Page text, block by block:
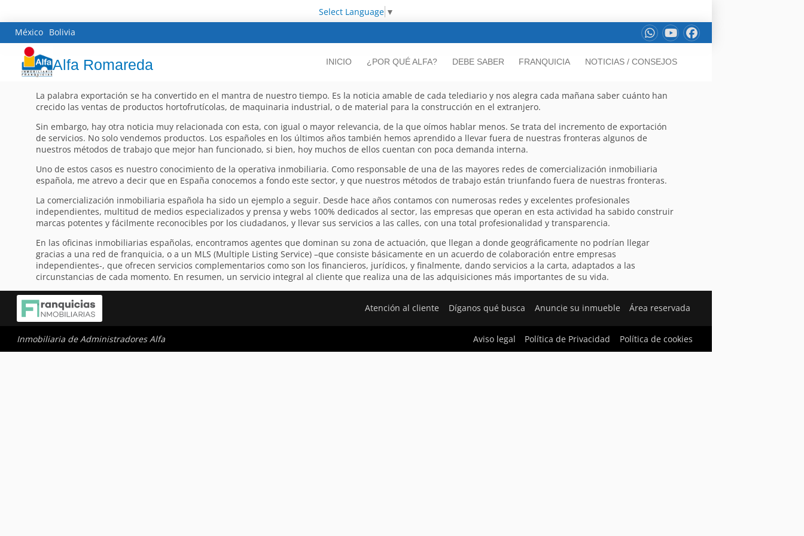
Select Language ▼
México Bolivia
Alfa Romareda INICIO ¿POR QUÉ ALFA? DEBE SABER FRANQUICIA NOTICIAS / CONSEJOS
La palabra exportación se ha convertido en el mantra de nuestro tiempo. Es la noticia amable de cada telediario y nos alegra cada mañana saber cuánto han
crecido las ventas de productos hortofrutícolas, de maquinaria industrial, o de material para la construcción en el extranjero.
Sin embargo, hay otra noticia muy relacionada con esta, con igual o mayor relevancia, de la que oímos hablar menos. Se trata del incremento de exportación
de servicios. No solo vendemos productos. Los españoles en los últimos años también hemos aprendido a llevar fuera de nuestras fronteras algunos de
nuestros métodos de trabajo que mejor han funcionado, si bien, hoy muchos de ellos cuentan con poca demanda interna.
Uno de estos casos es nuestro conocimiento de la operativa inmobiliaria. Como responsable de una de las mayores redes de comercialización inmobiliaria
española, me atrevo a decir que en España conocemos a fondo este sector, y que nuestros métodos de trabajo están triunfando fuera de nuestras fronteras.
La comercialización inmobiliaria española ha sido un ejemplo a seguir. Desde hace años contamos con numerosas redes y excelentes profesionales
independientes, multitud de medios especializados y prensa y webs 100% dedicados al sector, las empresas que operan en esta actividad ha sabido construir
marcas potentes y fácilmente reconocibles por los ciudadanos, y llevar sus servicios a las calles, con una total profesionalidad y transparencia.
En las oficinas inmobiliarias españolas, encontramos agentes que dominan su zona de actuación, que llegan a donde geográficamente no podrían llegar
gracias a una red de franquicia, o a un MLS (Multiple Listing Service) –que consiste básicamente en un acuerdo de colaboración entre empresas
independientes-, que ofrecen servicios complementarios como son los financieros, jurídicos, y finalmente, dando servicios a la carta, adaptados a las
circunstancias de cada momento. En resumen, un servicio integral al cliente que realiza una de las adquisiciones más importantes de su vida.
Atención al cliente Díganos qué busca Anuncie su inmueble Área reservada
Inmobiliaria de Administradores Alfa Aviso legal Política de Privacidad Política de cookies